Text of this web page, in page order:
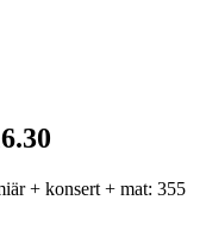
+ konsert + mat: 355